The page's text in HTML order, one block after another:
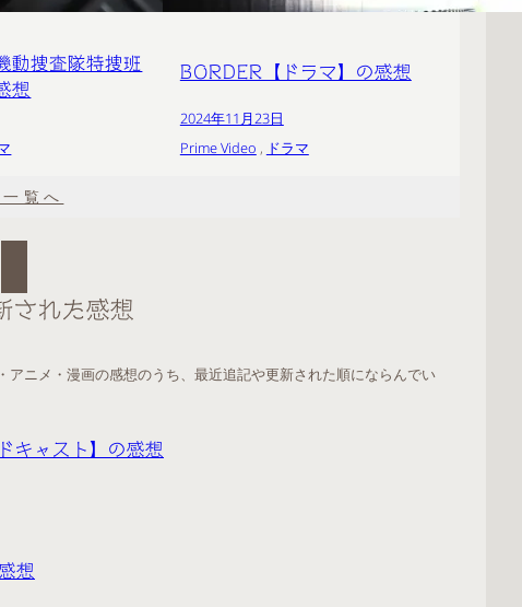
動捜査隊特捜班
想
BORDER【ドラマ】の感想
2024年11月23日
Prime Video , ドラマ
覧へ
された感想
ニメ・漫画の感想のうち、最近追記や更新された順にならんでい
キャスト】の感想
想